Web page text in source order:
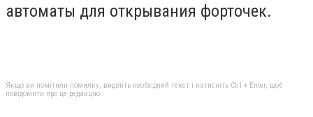
автоматы для открывания форточек.
Якщо ви помітили помилку, виділіть необхідний текст і натисніть Ctrl + Enter, щоб
повідомити про це редакцію